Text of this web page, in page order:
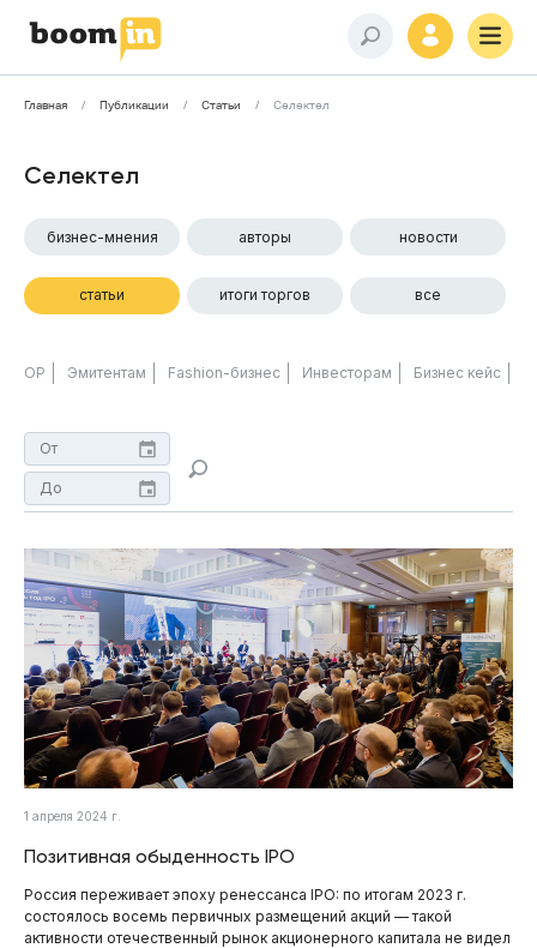
Главная Публикации Статьи Селектел
Селектел
бизнес-мнения авторы новости
статьи итоги торгов все
ОР Эмитентам Fashion-бизнес Инвесторам Бизнес кейс
1 апреля 2024 г.
Позитивная обыденность IPO
Россия переживает эпоху ренессанса IPO: по итогам 2023 г.
состоялось восемь первичных размещений акций — такой
активности отечественный рынок акционерного капитала не видел